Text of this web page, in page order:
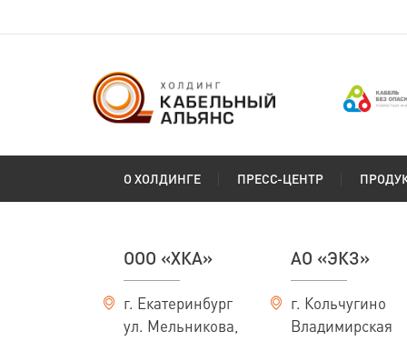
О ХОЛДИНГЕ ПРЕСС-ЦЕНТР
ООО «ХКА»
г. Екатеринбург
ул. Мельникова,
АО «ЭКЗ»
г. Кольчугино
Владимирская